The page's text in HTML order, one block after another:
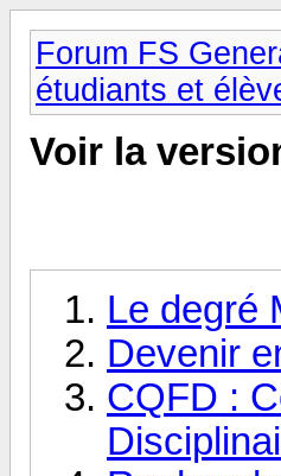
Forum FS
étudiants et
Voir la
Le degré
Devenir
CQFD :